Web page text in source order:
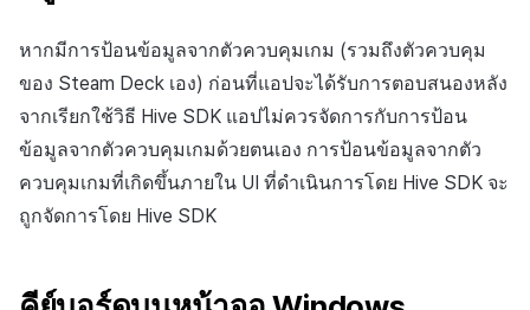
หากมีการป้อนข้อมูลจากตัวควบคุมเกม (รวมถึงตัวควบคุม
ของ Steam Deck เอง) ก่อนที่แอปจะได้รับการตอบสนองหลัง
จากเรียกใช้วิธี Hive SDK แอปไม่ควรจัดการกับการป้อน
ข้อมูลจากตัวควบคุมเกมด้วยตนเอง การป้อนข้อมูลจากตัว
ควบคุมเกมที่เกิดขึ้นภายใน UI ที่ดำเนินการโดย Hive SDK จะ
ถูกจัดการโดย Hive SDK